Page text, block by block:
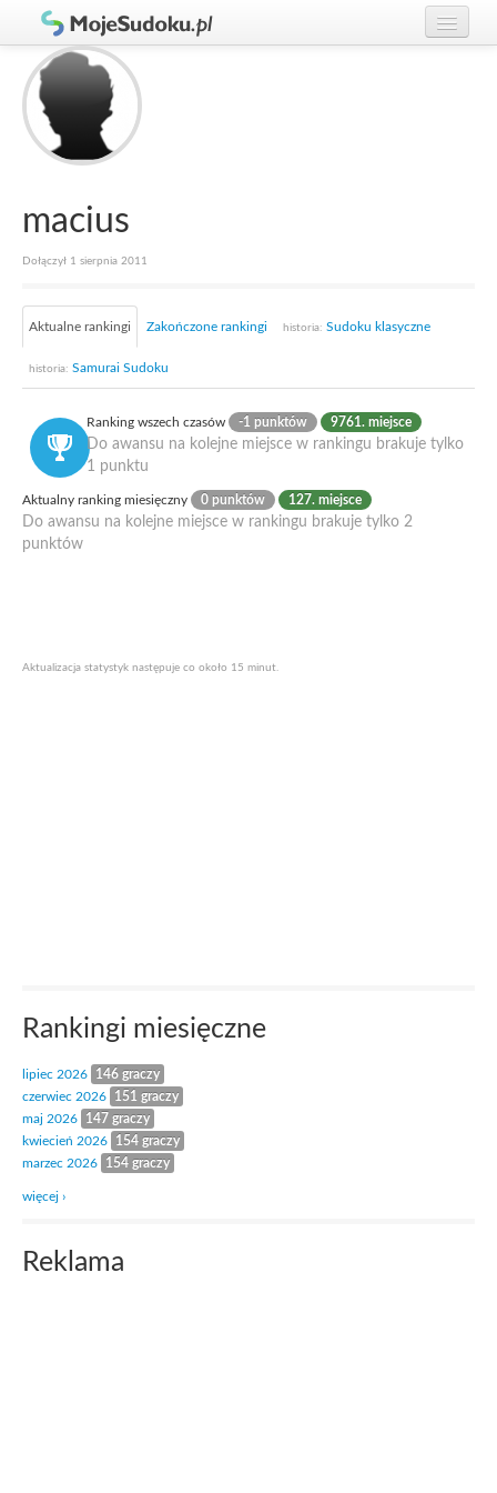
Graj w Sudoku!
Zasady Sudoku
Rankingi
macius
Dołączył 1 sierpnia 2011
Aktualne rankingi Zakończone rankingi historia: Sudoku klasyczne
historia: Samurai Sudoku
Ranking wszech czasów -1 punktów 9761. miejsce
Do awansu na kolejne miejsce w rankingu brakuje tylko
1 punktu
Aktualny ranking miesięczny 0 punktów 127. miejsce
Do awansu na kolejne miejsce w rankingu brakuje tylko 2
punktów
Aktualizacja statystyk następuje co około 15 minut.
Rankingi miesięczne
lipiec 2026
146 graczy
czerwiec 2026
151 graczy
maj 2026
147 graczy
kwiecień 2026
154 graczy
marzec 2026
154 graczy
więcej ›
Reklama